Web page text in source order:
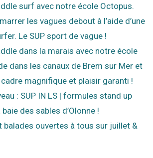
surf avec notre école Octopus.
les vagues debout à l’aide d’une
Le SUP sport de vague !
dans la marais avec notre école
dans les canaux de Brem sur Mer et
cadre magnifique et plaisir garanti !
: SUP IN LS | formules stand up
des sables d’Olonne !
balades ouvertes à tous sur juillet &